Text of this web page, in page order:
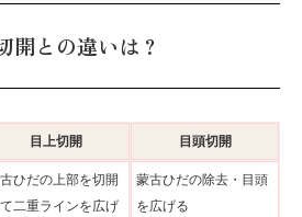
開との違いは？
目上切開 目頭切開
ひだの上部を切開
二重ラインを広げ
蒙古ひだの除去・目頭
を広げる